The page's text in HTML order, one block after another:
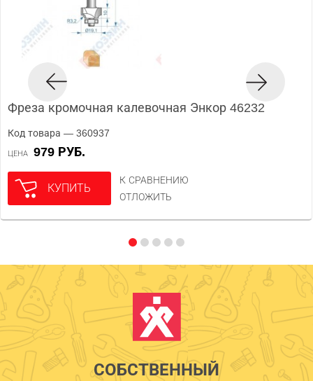
Фреза кромочная калевочная Энкор 46232
Код товара — 360937
ЦЕНА 979 РУБ.
КУПИТЬ
К СРАВНЕНИЮ
ОТЛОЖИТЬ
СОБСТВЕННЫЙ